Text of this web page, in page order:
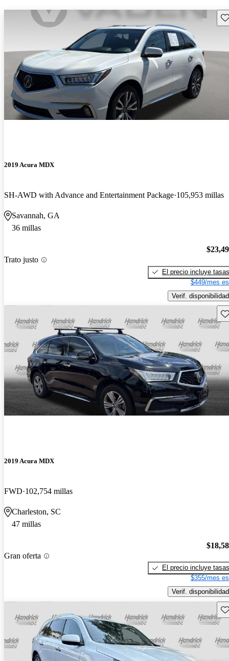
2019 Acura MDX
SH-AWD with Advance and Entertainment Package 105,953 millas
Savannah, GA
36 millas
Trato justo
El precio incluye tasas
$449/mes
Verif. disponibilidad
2019 Acura MDX
FWD 102,754 millas
Charleston, SC
47 millas
Gran oferta
El precio incluye tasas
$355/mes
Verif. disponibilidad